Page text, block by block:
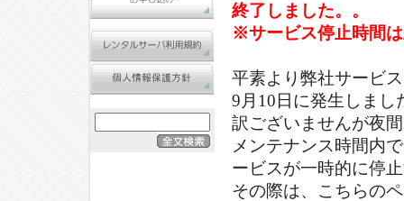
終了しました。。
※サービス停止時間
平素より弊社サービ
9月10日に発生しまし
訳ございませんが夜
メンテナンス時間内
ービスが一時的に停
その際は、こちらの